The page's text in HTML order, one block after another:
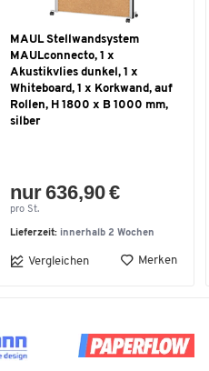
MAUL Stellwandsystem
MAULconnecto, 1 x
Akustikvlies dunkel, 1 x
Whiteboard, 1 x Korkwand, auf
Rollen, H 1800 x B 1000 mm,
silber
nur 636,90 €
pro St.
Lieferzeit: innerhalb 2 Wochen
Vergleichen Merken